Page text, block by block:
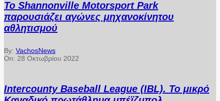
Το Shannonville Motorsport Park
παρουσιάζει αγώνες μηχανοκίνητου
αθλητισμού
By: VachosNews
On: 28 Οκτωβρίου 2022
Intercounty Baseball League (IBL). Το μικρό